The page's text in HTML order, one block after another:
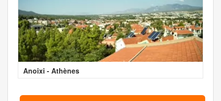
Anoixi - Athènes